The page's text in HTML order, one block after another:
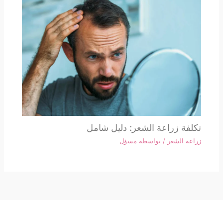
تكلفة زراعة الشعر: دليل شامل
زراعة الشعر / بواسطة مسؤل